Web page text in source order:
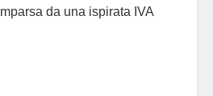
da una ispirata IVA